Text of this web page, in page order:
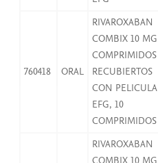
760418 ORAL
RIVAROXABAN
COMBIX 10 MG
COMPRIMIDOS
RECUBIERTOS
CON PELICULA
EFG, 10
COMPRIMIDOS
RIVAROXABAN